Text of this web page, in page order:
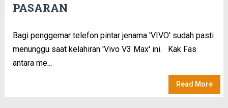
PASARAN
Bagi penggemar telefon pintar jenama 'VIVO' sudah pasti
menunggu saat kelahiran 'Vivo V3 Max' ini. Kak Fas
antara me...
Read More